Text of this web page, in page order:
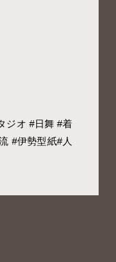
ジオ #日舞 #着
#伊勢型紙#人